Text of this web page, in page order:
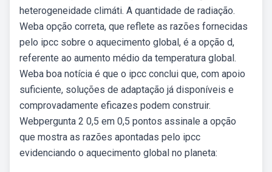
heterogeneidade climáti. A quantidade de radiação.
Weba opção correta, que reflete as razões fornecidas
pelo ipcc sobre o aquecimento global, é a opção d,
referente ao aumento médio da temperatura global.
Weba boa notícia é que o ipcc conclui que, com apoio
suficiente, soluções de adaptação já disponíveis e
comprovadamente eficazes podem construir.
Webpergunta 2 0,5 em 0,5 pontos assinale a opção
que mostra as razões apontadas pelo ipcc
evidenciando o aquecimento global no planeta: